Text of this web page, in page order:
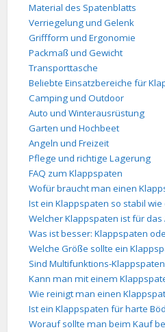
Material des Spatenblatts
Verriegelung und Gelenk
Griffform und Ergonomie
Packmaß und Gewicht
Transporttasche
Beliebte Einsatzbereiche für
Camping und Outdoor
Auto und Winterausrüstung
Garten und Hochbeet
Angeln und Freizeit
Pflege und richtige Lagerung
FAQ zum Klappspaten
Wofür braucht man einen
Ist ein Klappspaten so stabil
Welcher Klappspaten ist für das
Was ist besser: Klappspaten
Welche Größe sollte ein
Sind Multifunktions-
Kann man mit einem
Wie reinigt man einen
Ist ein Klappspaten für harte
Worauf sollte man beim Kauf